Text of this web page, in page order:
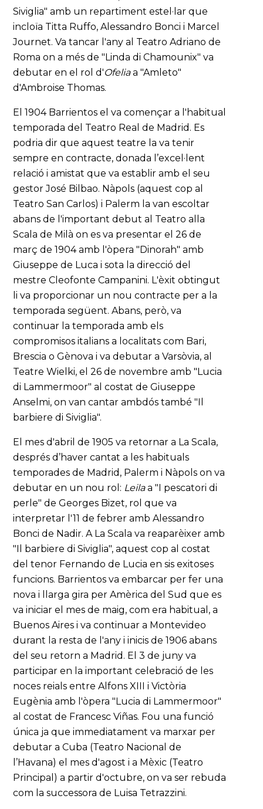
Siviglia" amb un repartiment estel·lar que
incloïa Titta Ruffo, Alessandro Bonci i Marcel
Journet. Va tancar l'any al Teatro Adriano de
Roma on a més de "Linda di Chamounix" va
debutar en el rol d'Ofeliaa "Amleto"
d'Ambroise Thomas.
El 1904 Barrientos el va començar a l'habitual
temporada del Teatro Real de Madrid. Es
podria dir que aquest teatre la va tenir
sempre en contracte, donada l’excel·lent
relació i amistat que va establir amb el seu
gestor José Bilbao. Nàpols (aquest cop al
Teatro San Carlos) i Palerm la van escoltar
abans de l'important debut al Teatro alla
Scala de Milà on es va presentar el 26 de
març de 1904 amb l'òpera "Dinorah" amb
Giuseppe de Luca i sota la direcció del
mestre Cleofonte Campanini. L'èxit obtingut
li va proporcionar un nou contracte per a la
temporada següent. Abans, però, va
continuar la temporada amb els
compromisos italians a localitats com Bari,
Brescia o Gènova i va debutar a Varsòvia, al
Teatre Wielki, el 26 de novembre amb "Lucia
di Lammermoor" al costat de Giuseppe
Anselmi, on van cantar ambdós també "Il
barbiere di Siviglia".
El mes d'abril de 1905 va retornar a La Scala,
després d’haver cantat a les habituals
temporades de Madrid, Palerm i Nàpols on va
debutar en un nou rol: Leilaa "I pescatori di
perle" de Georges Bizet, rol que va
interpretar l'11 de febrer amb Alessandro
Bonci de Nadir. A La Scala va reaparèixer amb
"Il barbiere di Siviglia", aquest cop al costat
del tenor Fernando de Lucia en sis exitoses
funcions. Barrientos va embarcar per fer una
nova i llarga gira per Amèrica del Sud que es
va iniciar el mes de maig, com era habitual, a
Buenos Aires i va continuar a Montevideo
durant la resta de l'any i inicis de 1906 abans
del seu retorn a Madrid. El 3 de juny va
participar en la important celebració de les
noces reials entre Alfons XIII i Victòria
Eugènia amb l'òpera "Lucia di Lammermoor"
al costat de Francesc Viñas. Fou una funció
única ja que immediatament va marxar per
debutar a Cuba (Teatro Nacional de
l’Havana) el mes d'agost i a Mèxic (Teatro
Principal) a partir d'octubre, on va ser rebuda
com la successora de Luisa Tetrazzini.